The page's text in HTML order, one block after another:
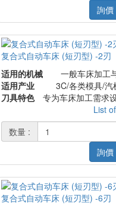
詢價
复合式自动车床 (短刃型) -2刃
适用的机械
一般车床加工
适用产业
3C/各类模具/
刀具特色
专为车床加工需求
List
数量 :
詢價
复合式自动车床 (短刃型) -6刃